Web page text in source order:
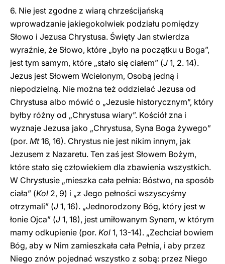
6. Nie jest zgodne z wiarą chrześcijańską
wprowadzanie jakiegokolwiek podziału pomiędzy
Słowo i Jezusa Chrystusa. Święty Jan stwierdza
wyraźnie, że Słowo, które „było na początku u Boga”,
jest tym samym, które „stało się ciałem” (J 1, 2. 14).
Jezus jest Słowem Wcielonym, Osobą jedną i
niepodzielną. Nie można też oddzielać Jezusa od
Chrystusa albo mówić o „Jezusie historycznym”, który
byłby różny od „Chrystusa wiary”. Kościół zna i
wyznaje Jezusa jako „Chrystusa, Syna Boga żywego”
(por. Mt16, 16). Chrystus nie jest nikim innym, jak
Jezusem z Nazaretu. Ten zaś jest Słowem Bożym,
które stało się człowiekiem dla zbawienia wszystkich.
W Chrystusie „mieszka cała pełnia: Bóstwo, na sposób
ciała” (Kol 2, 9) i „z Jego pełności wszyscyśmy
otrzymali” (J 1, 16). „Jednorodzony Bóg, który jest w
łonie Ojca” (J 1, 18), jest umiłowanym Synem, w którym
mamy odkupienie (por. Kol 1, 13-14). „Zechciał bowiem
Bóg, aby w Nim zamieszkała cała Pełnia, i aby przez
Niego znów pojednać wszystko z sobą: przez Niego